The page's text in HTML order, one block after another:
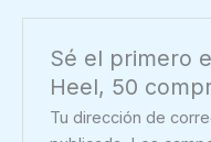
Sé el primero
Heel, 50
Tu dirección de